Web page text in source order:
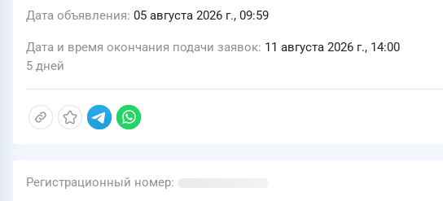
Дата объявления 05 августа 2026 г., 09:59
Дата и время окончания подачи заявок 11 августа 2026 г., 14:00
5 дней
Регистрационный номер